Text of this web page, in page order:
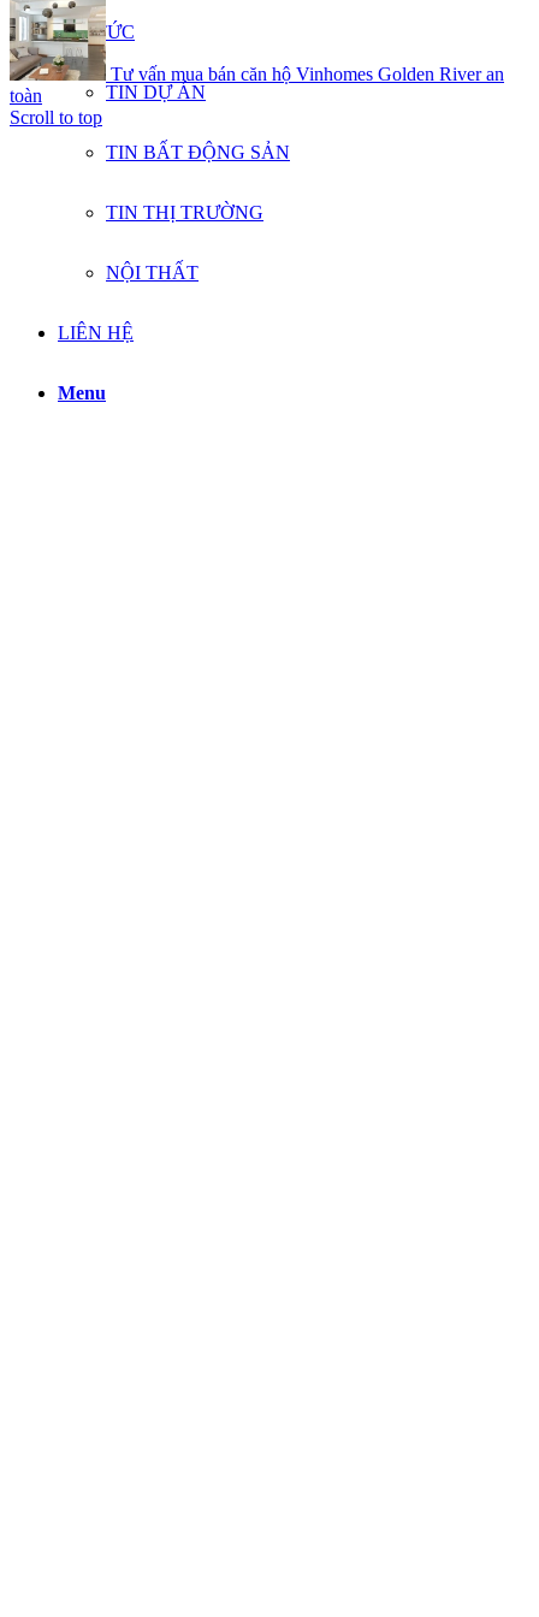
TIN TỨC
TIN DỰ ÁN
TIN BẤT ĐỘNG SẢN
TIN THỊ TRƯỜNG
NỘI THẤT
LIÊN HỆ
Menu
Tư vấn mua bán căn hộ Vinhomes Golden River an
toàn
Scroll to top